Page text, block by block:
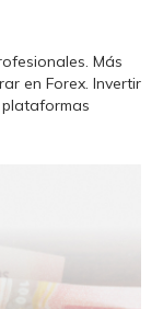
Más
en Forex. Invertir